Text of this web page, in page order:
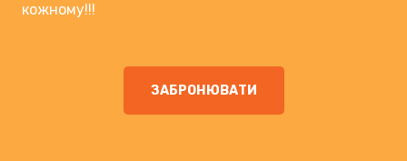
кожному!!!
ЗАБРОНЮВАТИ